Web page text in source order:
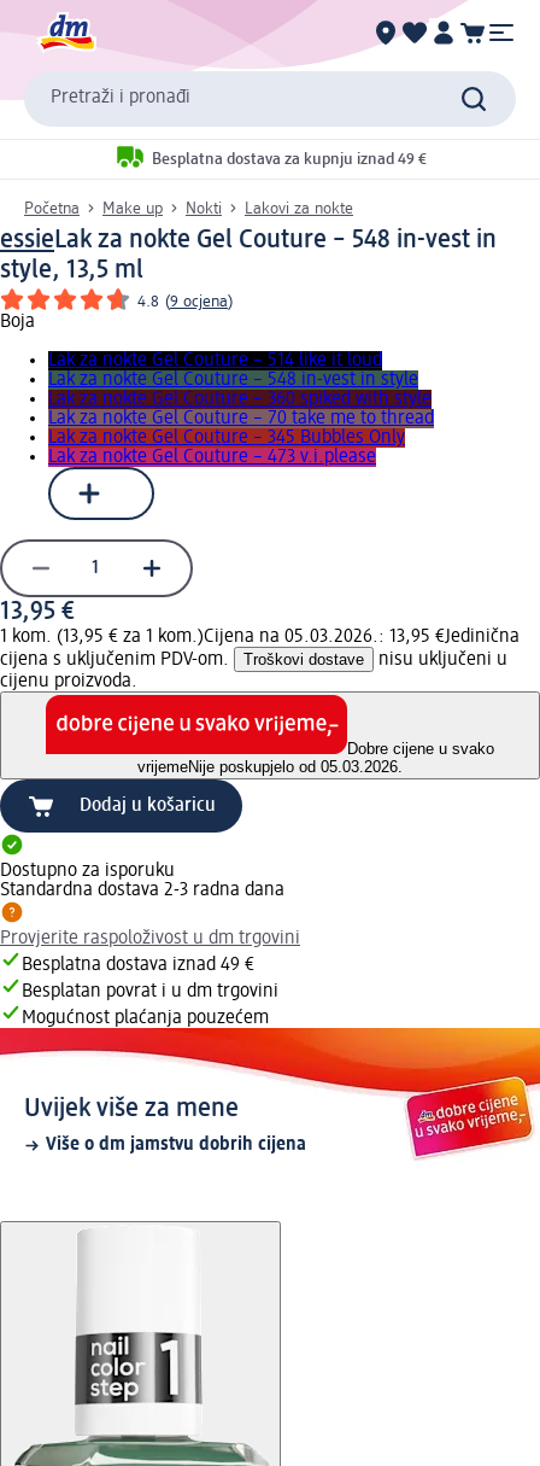
Pretraži i pronađi
Besplatna dostava za kupnju iznad 49 €
Početna Make up Nokti Lakovi za nokte
essieLak za nokte Gel Couture – 548 in-vest in
style, 13,5 ml
4.8 (9 ocjena)
Boja
Lak za nokte Gel Couture – 514 like it loud
Lak za nokte Gel Couture – 548 in-vest in style
Lak za nokte Gel Couture – 360 spiked with style
Lak za nokte Gel Couture – 70 take me to thread
Lak za nokte Gel Couture – 345 Bubbles Only
Lak za nokte Gel Couture – 473 v.i.please
13,95 €
1 kom. (13,95 € za 1 kom.)Cijena na 05.03.2026.: 13,95 €Jedinična
cijena s uključenim PDV-om.
Troškovi dostave
nisu uključeni u
cijenu proizvoda.
Dobre cijene u svako
vrijemeNije poskupjelo od 05.03.2026.
Dodaj u košaricu
Dostupno za isporuku
Standardna dostava 2-3 radna dana
Provjerite raspoloživost u dm trgovini
Besplatna dostava iznad 49 €
Besplatan povrat i u dm trgovini
Mogućnost plaćanja pouzećem
Uvijek više za mene
Više o dm jamstvu dobrih cijena